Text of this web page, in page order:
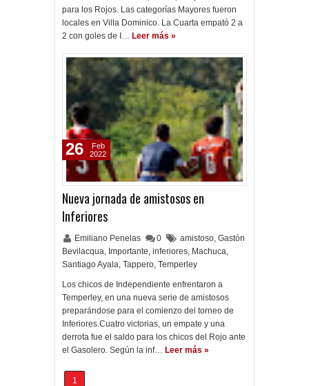
para los Rojos. Las categorías Mayores fueron
locales en Villa Dominico. La Cuarta empató 2 a
2 con goles de I… Leer más »
Nueva jornada de amistosos en
Inferiores
Emiliano Penelas 0 amistoso, Gastón
Bevilacqua, Importante, inferiores, Machuca,
Santiago Ayala, Tappero, Temperley
Los chicos de Independiente enfrentaron a
Temperley, en una nueva serie de amistosos
preparándose para el comienzo del torneo de
Inferiores.Cuatro victorias, un empate y una
derrota fue el saldo para los chicos del Rojo ante
el Gasolero. Según la inf… Leer más »
26
Feb
2022
1